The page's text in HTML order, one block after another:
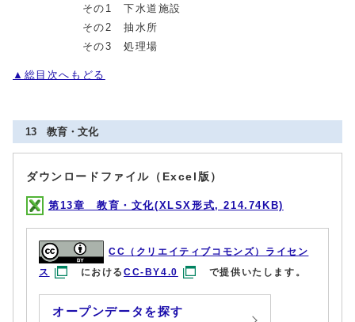
その1 下水道施設
その2 抽水所
その3 処理場
▲総目次へもどる
13 教育・文化
ダウンロードファイル（Excel版）
第13章 教育・文化(XLSX形式, 214.74KB)
CC（クリエイティブコモンズ）ライセン
ス
におけるCC-BY4.0 で提供いたします。
オープンデータを探す